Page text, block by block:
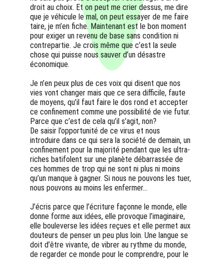
droit au choix. Et on peut me crier dessus, me dire
que je véhicule le mal, on peut essayer de me faire
taire, je m’en fiche. Maintenant est le bon moment
pour exiger un revenu de base sans condition ni
contrepartie. Je crois même que c’est la seule
chose qui puisse nous sauver d’un désastre
économique.
Je n’en peux plus de ces voix qui disent que nos
vies vont changer mais que ce sera difficile, faute
de moyens, qu’il faut faire le dos rond et accepter
ce confinement comme une possibilité de vie futur.
Parce que c’est de cela qu’il s’agit, non?
De saisir l’opportunité de ce virus et nous
introduire dans ce qui sera la société de demain, un
confinement pour la majorité pendant que les ultra-
riches batifolent sur une planète débarrassée de
ces hommes de trop qui ne sont ni plus ni moins
qu’un manque à gagner. Si nous ne pouvons les tuer,
nous pouvons au moins les enfermer…
J’écris parce que l’écriture façonne le monde, elle
donne forme aux idées, elle provoque l’imaginaire,
elle bouleverse les idées reçues et elle permet aux
douteurs de penser un peu plus loin. Une langue se
doit d’être vivante, de vibrer au rythme du monde,
de regarder ce monde pour le comprendre, pour le